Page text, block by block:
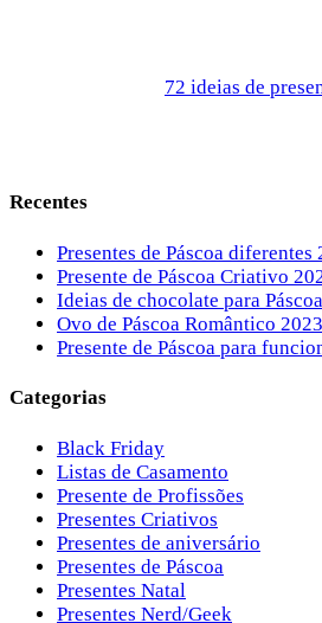
72 ideias de
Recentes
Presentes de Páscoa diferentes
Presente de Páscoa Criativo
Ideias de chocolate para
Ovo de Páscoa Romântico 2023
Presente de Páscoa para
Categorias
Black Friday
Listas de Casamento
Presente de Profissões
Presentes Criativos
Presentes de aniversário
Presentes de Páscoa
Presentes Natal
Presentes Nerd/Geek